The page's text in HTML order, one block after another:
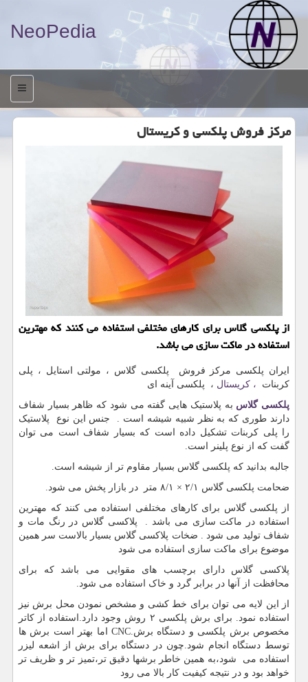
NeoPedia
منو
مركز فروش پلكسی و كریستال
از پلكسی گلاس برای كارهای مختلفی استفاده می كنند كه مهترین
استفاده در ماكت سازی می باشد.
ایران پلکسی مرکز فروش پلکسی گلاس ، مولتی استایل ، پلی
کربنات ، کریستال ، پلکسی آینه ای
پلکسی گلاس به پلاستیک هایی گفته می شود که ظاهر بسیار شفاف
دارند طوری که به نظر شبیه شیشه است . جنس این نوع پلاستیک
را پلی کربنات تشکیل داده است که بسیار شفاف است می توان
گفت که از نوع پلینر است.
جالبه بدانید که پلکسی گلاس بسیار مقاوم تر از شیشه است.
ضحامت پلکسی گلاس ۲/۱ × ۸/۱ متر در بازار پخش می شود.
از پلکسی گلاس برای کارهای مختلفی استفاده می کنند که مهترین
استفاده در ماکت سازی می باشد . پلاکسی گلاس در رنگ مات و
شفاف تولید می شود . ضخات پلاکسی گلاس بسیار بالاست سر همین
موضوع برای ماکت سازی استفاده می شود
پلاکسی گلاس دارای برچسب های مقوایی می باشد که برای
محافظت از آنها در برابر گرد و خاک استفاده می شود.
از این لایه می توان برای خط کشی و مشخص نمودن محل برش نیز
استفاده نمود. برای برش پلکسی ۲ روش وجود دارد.استفاده از کاتر
مخصوص برش پلکسی و دستگاه برشCNC.
اما بهتر است برش ها
توسط دستگاه انجام شود.چون در دستگاه برای برش از اشعه لیزر
استفاده می شود،به همین خاطر برشها دقیق تر،تمیز تر و ظریف تر
خواهد بود و در نتیجه کیفیت کار بالا می رود